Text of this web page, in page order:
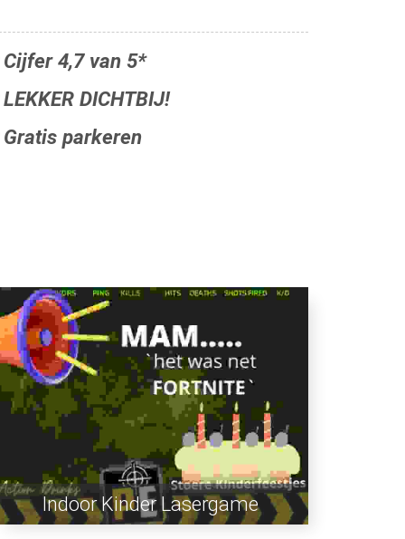
Cijfer 4,7 van 5*
DICHTBIJ!
Gratis parkeren
Indoor Kinder Lasergame